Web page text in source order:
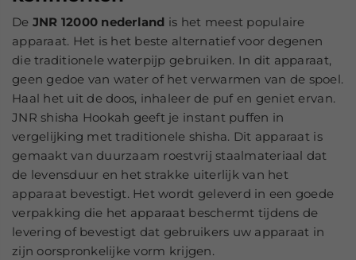
De JNR 12000 nederland is het meest populaire
apparaat. Het is het beste alternatief voor degenen
die traditionele waterpijp gebruiken. In dit apparaat,
geen gedoe van water of het verwarmen van de spoel.
Haal het uit de doos, inhaleer de puf en geniet ervan.
JNR shisha Hookah geeft je instant puffen in
vergelijking met traditionele shisha. Dit apparaat is
gemaakt van duurzaam roestvrij staalmateriaal dat
de levensduur en het strakke uiterlijk van het
apparaat bevestigt. Het wordt geleverd in een goede
verpakking die het apparaat beschermt tijdens de
levering of bevestigt dat gebruikers uw apparaat in
zijn oorspronkelijke vorm krijgen.